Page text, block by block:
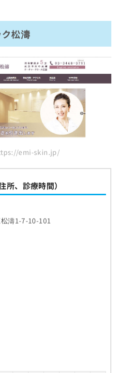
松濤
emi-skin.jp/
所、診療時間）
濤1-7-10-101